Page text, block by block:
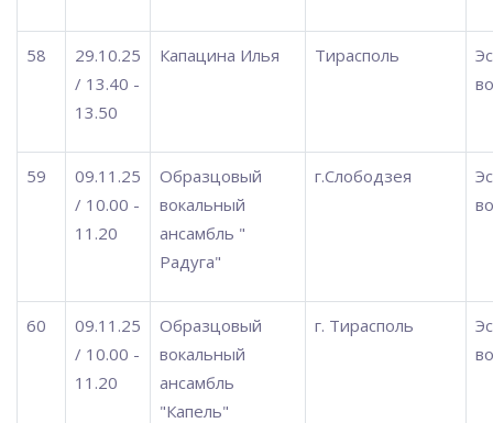
58
29.10.25
/ 13.40 -
13.50
Капацина Илья Тирасполь
59
09.11.25
/ 10.00 -
11.20
Образцовый
вокальный
ансамбль "
Радуга"
г.Слободзея
60
09.11.25
/ 10.00 -
11.20
Образцовый
вокальный
ансамбль
"Капель"
г. Тирасполь